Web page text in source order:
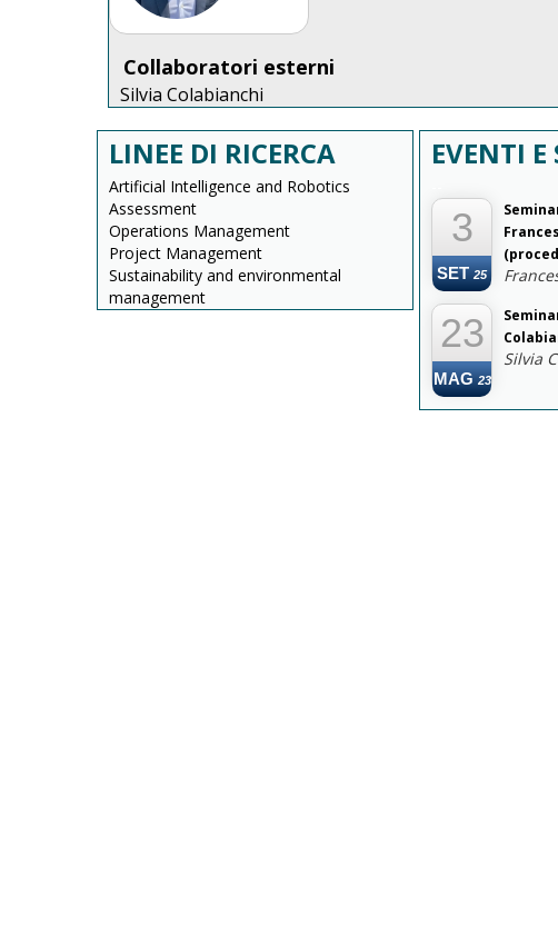
Collaboratori esterni
Silvia Colabianchi
LINEE DI RICERCA
Artificial Intelligence and Robotics
Assessment
Operations Management
Project Management
Sustainability and environmental
management
EVENTI
3
SET 25
23
MAG 23
Silvia